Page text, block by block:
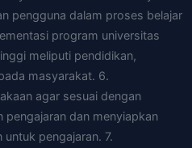
pengguna dalam proses belajar
program universitas
meliputi pendidikan,
masyarakat. 6.
agar sesuai dengan
pengajaran dan menyiapkan
pengajaran. 7.